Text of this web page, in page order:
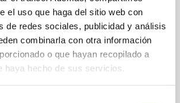
el uso que haga del sitio web con
de redes sociales, publicidad y análisis
combinarla con otra información
o que hayan recopilado a
haya hecho de sus servicios.